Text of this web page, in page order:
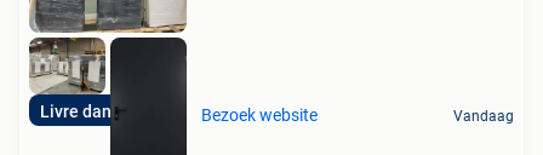
Livre dans 3 jours Bezoek website Vandaag